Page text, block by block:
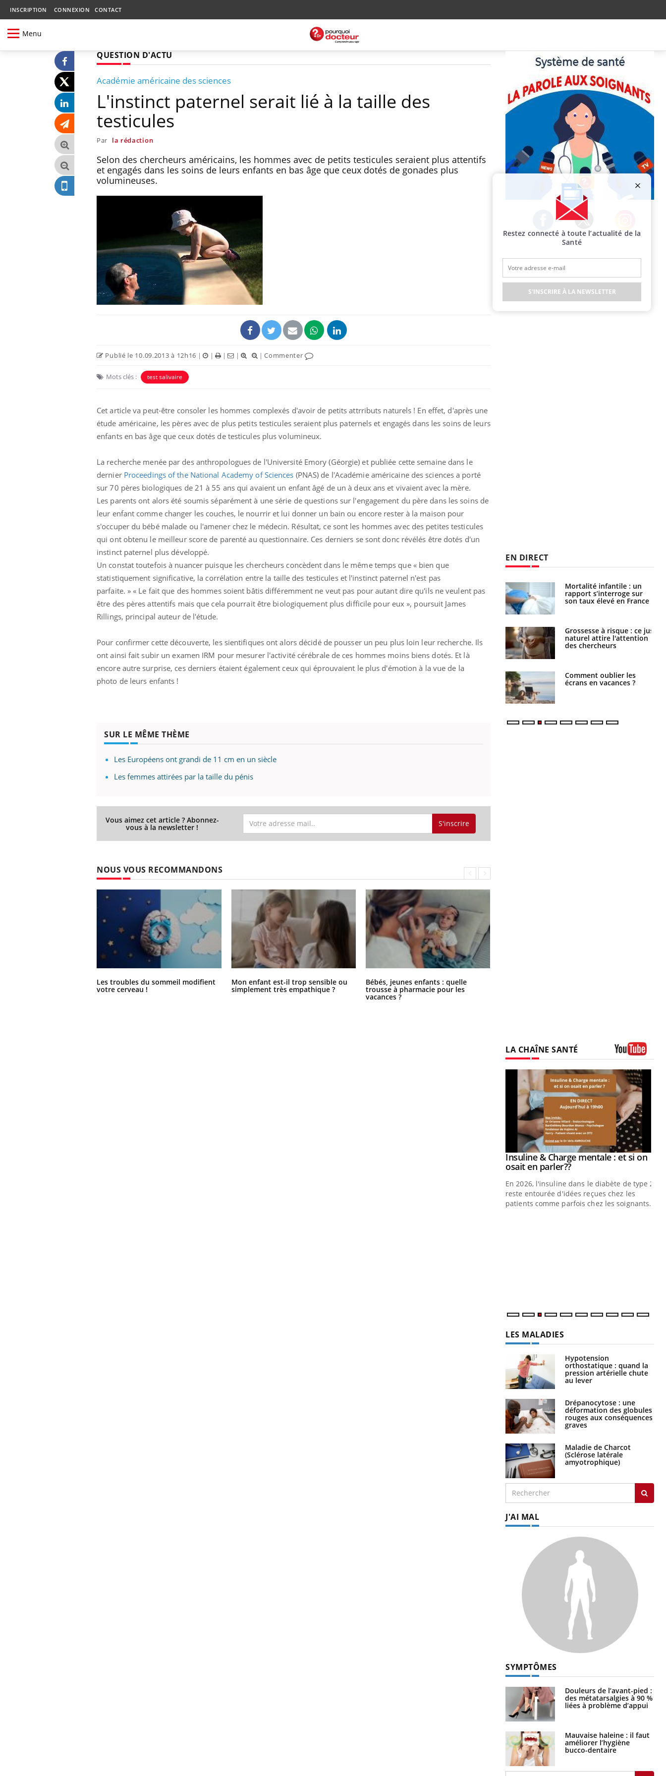
INSCRIPTION CONNEXION CONTACT
Menu
QUESTION D'ACTU
Académie américaine des sciences
L'instinct paternel serait lié à la taille des
testicules
Par la rédaction
Selon des chercheurs américains, les hommes avec de petits testicules seraient plus attentifs
et engagés dans les soins de leurs enfants en bas âge que ceux dotés de gonades plus
volumineuses.
Publié le 10.09.2013 à 12h16 | | | | |Commenter
Mots clés : test salivaire
Cet article va peut-être consoler les hommes complexés d'avoir de petits attrributs naturels ! En effet, d'après une
étude américaine, les pèresavec de plus petits testicules seraient plus paternels et engagés dans les soins de leurs
enfants en bas âge que ceux dotés de testicules plus volumineux.
La recherche menée par des anthropologues de l'Université Emory (Géorgie) et publiée cette semaine dans le
dernier Proceedings of the National Academy of Sciences (PNAS) de l'Académie américaine des sciences a porté
sur 70 pères biologiques de 21 à 55 ans qui avaient un enfant âgé de un à deux ans et vivaient avec la mère.
Les parents ont alors été soumis séparément à une série de questions sur l'engagement du père dans les soins de
leur enfant comme changer les couches, le nourrir et lui donner un bain ou encore rester à la maison pour
s'occuper du bébé malade ou l'amener chez le médecin. Résultat, ce sont les hommes avec des petites testicules
qui ont obtenu le meilleur score de parenté au questionnaire. Ces derniers se sont donc révélés être dotés d'un
instinct paternel plus développé.
Un constat toutefois à nuancer puisque les chercheurs concèdent dans le même temps que « bien que
statistiquement significative, la corrélation entre la taille des testicules et l'instinct paternel n'est pas
parfaite. » « Le fait que des hommes soient bâtis différemment ne veut pas pour autant dire qu'ils ne veulent pas
être des pères attentifs mais que cela pourrait être biologiquement plus difficile pour eux », poursuit James
Rillings, principal auteur de l'étude.
Pour confirmer cette découverte, les sientifiques ont alors décidé de pousser un peu plus loin leur recherche. Ils
ont ainsi fait subir un examen IRM pour mesurer l'activité cérébrale de ces hommes moins biens dotés. Et là
encore autre surprise, ces derniers étaient également ceux qui éprouvaient le plus d'émotion à la vue de la
photo de leurs enfants !
SUR LE MÊME THÈME
Les Européens ont grandi de 11 cm en un siècle
Les femmes attirées par la taille du pénis
Vous aimez cet article ? Abonnez-
vous à la newsletter ! S'inscrire
NOUS VOUS RECOMMANDONS
Les troubles du sommeil modifient
votre cerveau !
Mon enfant est-il trop sensible ou
simplement très empathique ?
Bébés, jeunes enfants : quelle
trousse à pharmacie pour les
vacances ?
Facebook Twitter Instagram
EN DIRECT
Les troubles du sommeil
modifient votre cerveau !
sensible ou simplement
très empathique ?
Bébés, jeunes enfants :
Syndrome métabolique :
quels sont les meilleurs
exercices physiques ?
pendant les vacances ?
Mortalité infantile : un
rapport s’interroge sur
son taux élevé en France
Grossesse à risque : ce jus
naturel attire l'attention
des chercheurs
Comment oublier les
écrans en vacances ?
LA CHAÎNE SANTÉ
Youtube
Insuline & Charge mentale : et si on
osait en parler??Youtube
En 2026, l'insuline dans le diabète de type 2
reste entourée d'idées reçues chez les
patients comme parfois chez les soignants.
LES MALADIES
Hypotension
orthostatique : quand la
pression artérielle chute
au lever
Drépanocytose : une
déformation des globules
rouges aux conséquences
graves
Maladie de Charcot
(Sclérose latérale
amyotrophique)
J'AI MAL
SYMPTÔMES
Douleurs de l’avant-pied :
des métatarsalgies à 90 %
liées à problème d’appui
Mauvaise haleine : il faut
améliorer l’hygiène
bucco-dentaire
Restez connecté à toute l’actualité de la
Santé
S'INSCRIRE À LA NEWSLETTER